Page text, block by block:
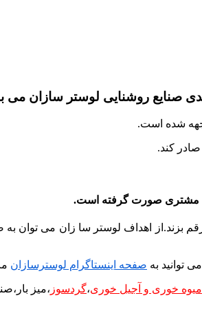
شده است.
کند.
بزند.از اهداف لوستر سا زان می توان به
توانید به صفحه اینستاگرام لوسترسازان
میوه خوری و آجیل خوری،گردسوز ،میز